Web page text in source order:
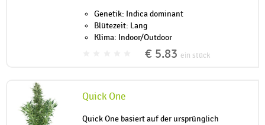
Genetik: Indica dominant
Blütezeit: Lang
Klima: Indoor/Outdoor
€ 5.83 ein stück
Quick One
Quick One basiert auf der ursprünglich